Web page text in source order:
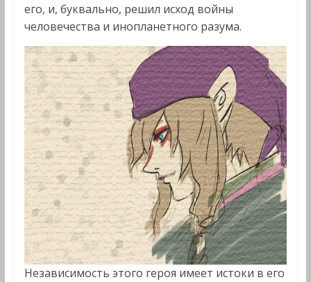
его, и, буквально, решил исход войны
человечества и инопланетного разума.
Независимость этого героя имеет истоки в его